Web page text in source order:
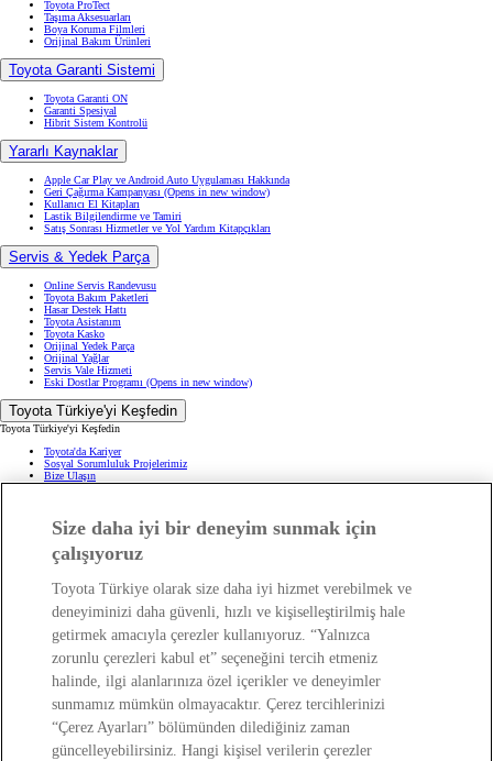
Toyota ProTect
Taşıma Aksesuarları
Boya Koruma Filmleri
Orijinal Bakım Ürünleri
Toyota Garanti Sistemi
Toyota Garanti ON
Garanti Spesiyal
Hibrit Sistem Kontrolü
Yararlı Kaynaklar
Apple Car Play ve Android Auto Uygulaması Hakkında
Geri Çağırma Kampanyası (Opens in new window)
Kullanıcı El Kitapları
Lastik Bilgilendirme ve Tamiri
Satış Sonrası Hizmetler ve Yol Yardım Kitapçıkları
Servis & Yedek Parça
Online Servis Randevusu
Toyota Bakım Paketleri
Hasar Destek Hattı
Toyota Asistanım
Toyota Kasko
Orijinal Yedek Parça
Orijinal Yağlar
Servis Vale Hizmeti
Eski Dostlar Programı (Opens in new window)
Toyota Türkiye'yi Keşfedin
Toyota Türkiye'yi Keşfedin
Toyota'da Kariyer
Sosyal Sorumluluk Projelerimiz
Bize Ulaşın
Haberler ve Etkinlikler
Hafif Ticari: Toyota Professional
SUV
Toyota Blog
Ağaçlandırma Seferberliği
Yasal Bilgilendirme
Yasal Bilgilendirme
Yasal Uyarı ve Bilgilendirme
Çerez Politikası
Kişisel Verilerin Korunması
Kişisel Veri Paylaşımı ve İletişim İzni
Bilgi Toplumu Hizmetleri(Opens in new window)
TAKATA Hava Yastığı Geri Çağırma
Yakıt Ekonomisi ve CO2 Emisyonu
Pazarlama Faaliyetleri İçin Açık Rıza
Web Erişilebilirlik Beyanı
Size daha iyi bir deneyim sunmak için
çalışıyoruz
Toyota Türkiye olarak size daha iyi hizmet verebilmek ve
deneyiminizi daha güvenli, hızlı ve kişiselleştirilmiş hale
getirmek amacıyla çerezler kullanıyoruz. “Yalnızca
zorunlu çerezleri kabul et” seçeneğini tercih etmeniz
halinde, ilgi alanlarınıza özel içerikler ve deneyimler
sunmamız mümkün olmayacaktır. Çerez tercihlerinizi
“Çerez Ayarları” bölümünden dilediğiniz zaman
güncelleyebilirsiniz. Hangi kişisel verilerin çerezler